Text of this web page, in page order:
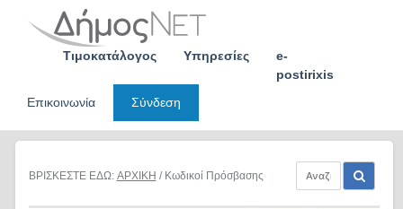
Τιμοκατάλογος Υπηρεσίες
e-
postirixis
Επικοινωνία
Σύνδεση
ΒΡΙΣΚΕΣΤΕ ΕΔΩ: ΑΡΧΙΚΗ / Κωδικοί Πρόσβασης